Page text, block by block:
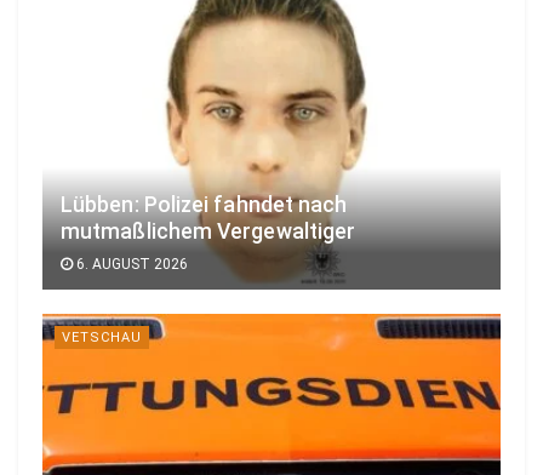
Lübben: Polizei fahndet nach
mutmaßlichem Vergewaltiger
6. AUGUST 2026
VETSCHAU